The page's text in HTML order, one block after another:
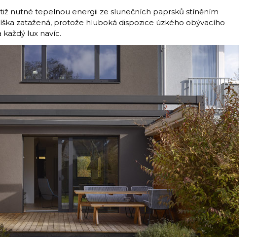
nutné tepelnou energii ze slunečních paprsků stíněním
zatažená, protože hluboká dispozice úzkého obývacího
každý lux navíc.